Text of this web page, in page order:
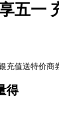
五一
充值送特价
得